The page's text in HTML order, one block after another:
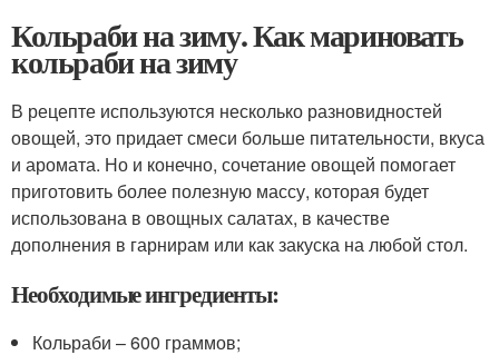
Кольраби на зиму. Как мариновать
кольраби на зиму
В рецепте используются несколько разновидностей
овощей, это придает смеси больше питательности, вкуса
и аромата. Но и конечно, сочетание овощей помогает
приготовить более полезную массу, которая будет
использована в овощных салатах, в качестве
дополнения в гарнирам или как закуска на любой стол.
Необходимые ингредиенты:
Кольраби – 600 граммов;